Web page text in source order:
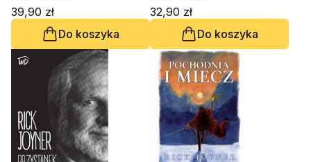
39,90 zł
Do koszyka
32,90 zł
Do koszyka